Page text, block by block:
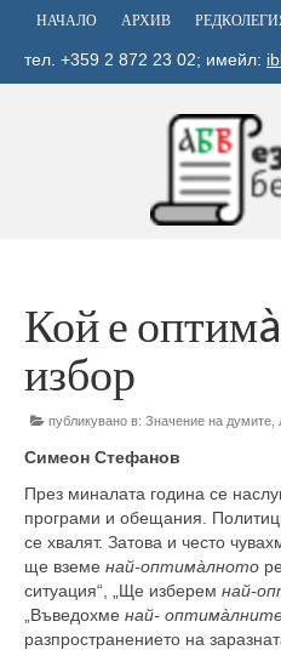
НАЧАЛО АРХИВ
тел. +359 2 872 23 02; имейл:
Кой е
избор
публикувано в: Значение на думите
Симеон Стефанов
През миналата година се
програми и обещания.
се хвалят. Затова и често
ще вземе най-оптимàлното
ситуация“, „Ще изберем най-
„Въведохме най-
разпространението на